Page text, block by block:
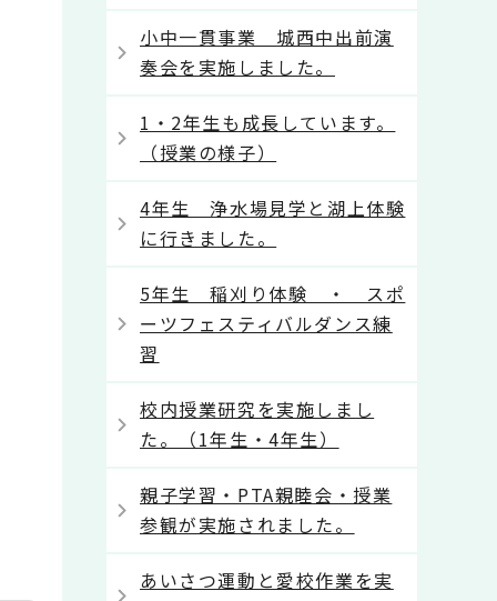
小中一貫事業 城西中出前演
奏会を実施しました。
1・2年生も成長しています。
（授業の様子）
4年生 浄水場見学と湖上体験
に行きました。
5年生 稲刈り体験 ・ スポ
ーツフェスティバルダンス練
習
校内授業研究を実施しまし
た。（1年生・4年生）
親子学習・PTA親睦会・授業
参観が実施されました。
あいさつ運動と愛校作業を実